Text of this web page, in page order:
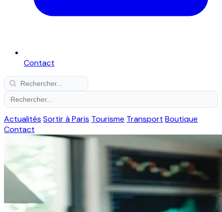
Contact
Actualités Sortir à Paris Tourisme Transport Boutique
Contact